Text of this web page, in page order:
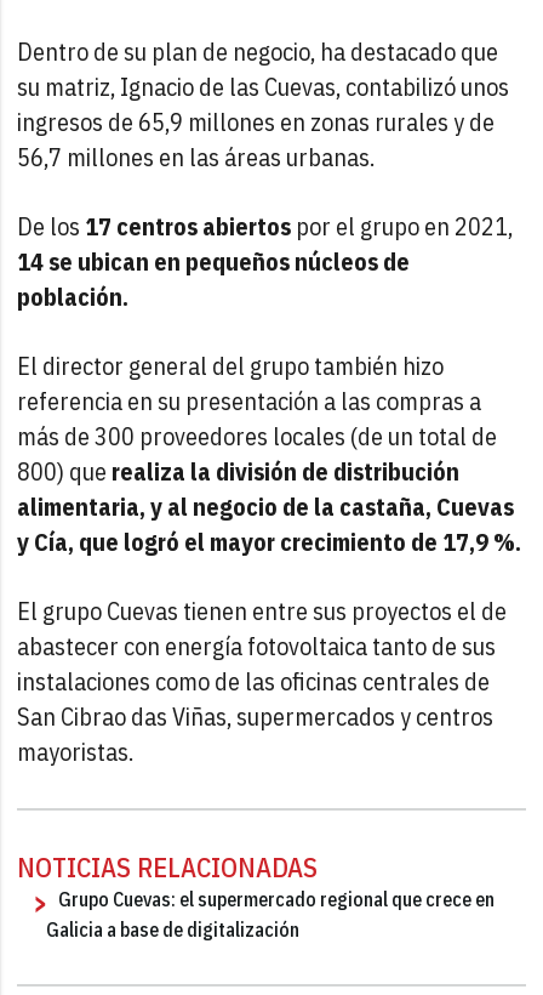
Dentro de su plan de negocio, ha destacado que
su matriz, Ignacio de las Cuevas, contabilizó unos
ingresos de 65,9 millones en zonas rurales y de
56,7 millones en las áreas urbanas.
De los 17 centros abiertos por el grupo en 2021,
14 se ubican en pequeños núcleos de
población.
El director general del grupo también hizo
referencia en su presentación a las compras a
más de 300 proveedores locales (de un total de
800) que realiza la división de distribución
alimentaria, y al negocio de la castaña, Cuevas
y Cía, que logró el mayor crecimiento de 17,9 %.
El grupo Cuevas tienen entre sus proyectos el de
abastecer con energía fotovoltaica tanto de sus
instalaciones como de las oficinas centrales de
San Cibrao das Viñas, supermercados y centros
mayoristas.
NOTICIAS RELACIONADAS
Grupo Cuevas: el supermercado regional que crece en
Galicia a base de digitalización